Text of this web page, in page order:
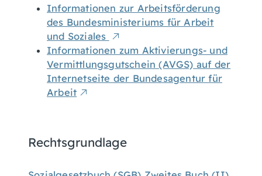
Informationen zur Arbeitsförderung
des Bundesministeriums für Arbeit
und Soziales
Informationen zum Aktivierungs- und
Vermittlungsgutschein (AVGS) auf der
Internetseite der Bundesagentur für
Arbeit
Rechtsgrundlage